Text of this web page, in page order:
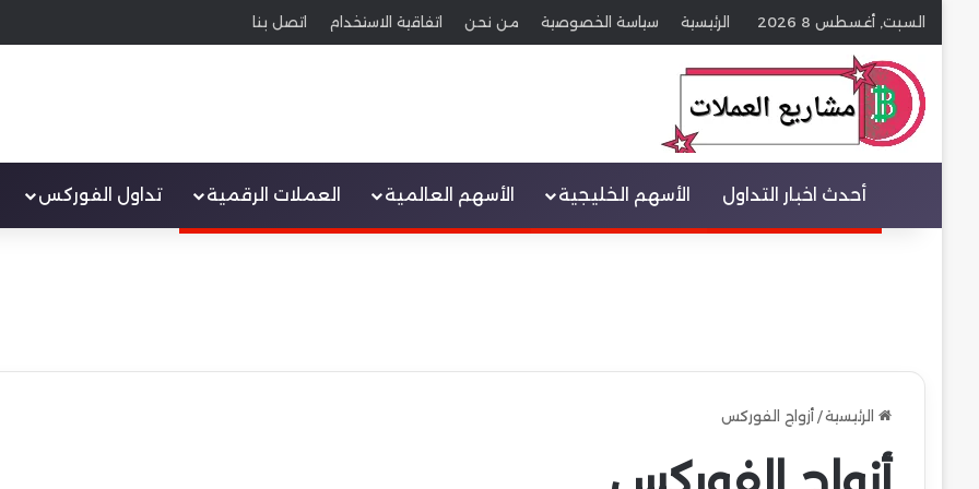
السبت, أغسطس 8 2026 الرئيسية سياسة الخصوصية من نحن اتفاقية الاستخدام اتصل بنا
عنصر القائمة
أحدث اخبار التداول الأسهم الخليجية الأسهم العالمية العملات الرقمية تداول الفوركس
الرئيسية/ أزواج الفوركس